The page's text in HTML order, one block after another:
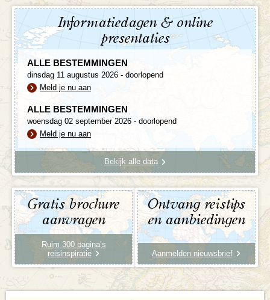
Informatiedagen & online
presentaties
ALLE BESTEMMINGEN
dinsdag 11 augustus 2026 - doorlopend
Meld je nu aan
ALLE BESTEMMINGEN
woensdag 02 september 2026 - doorlopend
Meld je nu aan
Bekijk alle data
Gratis brochure
aanvragen
Ruim 300 pagina’s
reisinspiratie
Ontvang reistips
en aanbiedingen
Aanmelden nieuwsbrief